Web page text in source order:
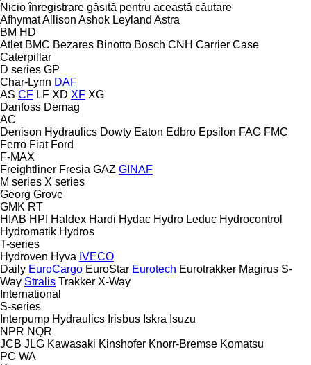
Nicio înregistrare găsită pentru această căutare
AfhymatAllison Ashok Leyland Astra
BM HD
Atlet BMC Bezares Binotto Bosch CNH Carrier Case
Caterpillar
D series GP
Char-Lynn DAF
AS CF LF XD XF XG
Danfoss Demag
AC
Denison Hydraulics Dowty Eaton Edbro Epsilon FAG FMC
Ferro Fiat Ford
F-MAX
Freightliner Fresia GAZ GINAF
M series X series
Georg Grove
GMK RT
HIAB HPI Haldex Hardi Hydac Hydro Leduc Hydrocontrol
Hydromatik Hydros
T-series
Hydroven Hyva IVECO
Daily EuroCargo EuroStar Eurotech Eurotrakker Magirus S-
Way Stralis Trakker X-Way
International
S-series
Interpump Hydraulics Irisbus Iskra Isuzu
NPR NQR
JCB JLG Kawasaki Kinshofer Knorr-Bremse Komatsu
PC WA